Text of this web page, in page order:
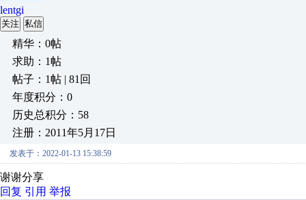
lentgi
关注 私信
精华：0帖
求助：1帖
帖子：1帖 | 81回
年度积分：0
历史总积分：58
注册：2011年5月17日
发表于：2022-01-13 15:38:59
谢谢分享
回复 引用 举报